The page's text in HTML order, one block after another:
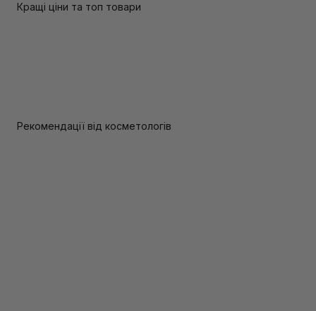
Кращі ціни та топ товари
Рекомендації від косметологів